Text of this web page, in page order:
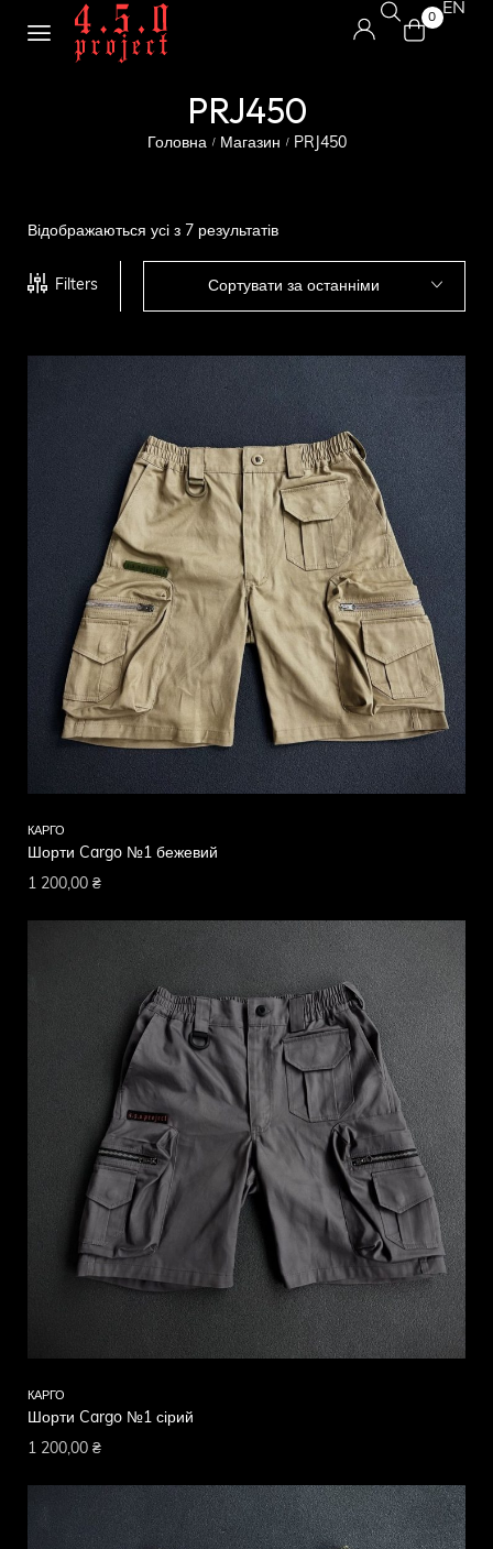
0 EN
PRJ450
Головна / Магазин / PRJ450
Відображаються усі з 7 результатів
Filters Сортувати за останніми
КАРГО
Шорти Cargo №1 бежевий
1 200,00 ₴
КАРГО
Шорти Cargo №1 сірий
1 200,00 ₴